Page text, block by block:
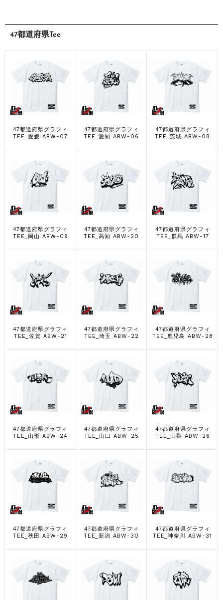
47都道府県Tee
47都道府県グラフィ
TEE_愛媛 ABW-07
47都道府県グラフィ
TEE_愛知 ABW-06
47都道府県グラフィ
TEE_茨城 ABW-08
47都道府県グラフィ
TEE_岡山 ABW-09
47都道府県グラフィ
TEE_高知 ABW-20
47都道府県グラフィ
TEE_群馬 ABW-17
47都道府県グラフィ
TEE_佐賀 ABW-21
47都道府県グラフィ
TEE_埼玉 ABW-22
47都道府県グラフィ
TEE_鹿児島 ABW-28
47都道府県グラフィ
TEE_山形 ABW-24
47都道府県グラフィ
TEE_山口 ABW-25
47都道府県グラフィ
TEE_山梨 ABW-26
47都道府県グラフィ
TEE_秋田 ABW-29
47都道府県グラフィ
TEE_新潟 ABW-30
47都道府県グラフィ
TEE_神奈川 ABW-31